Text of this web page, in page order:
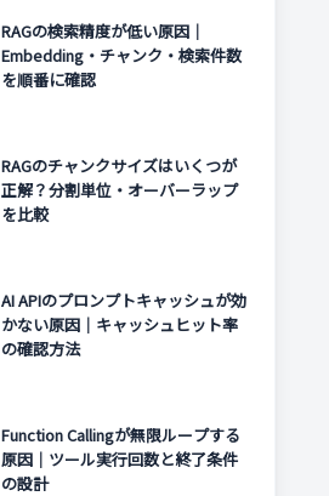
RAGの検索精度が低い原因｜
Embedding・チャンク・検索件数
を順番に確認
RAGのチャンクサイズはいくつが
正解？分割単位・オーバーラップ
を比較
AI APIのプロンプトキャッシュが効
かない原因｜キャッシュヒット率
の確認方法
Function Callingが無限ループする
原因｜ツール実行回数と終了条件
の設計